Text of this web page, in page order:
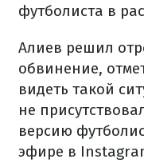
футболиста в
Алиев решил
обвинение,
видеть такой
не
версию
эфире в